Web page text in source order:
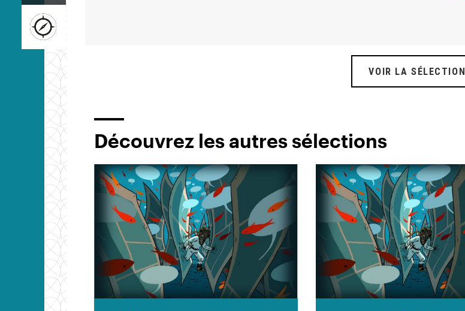
Image
VOIR LA SÉLECTION
Découvrez les autres sélections